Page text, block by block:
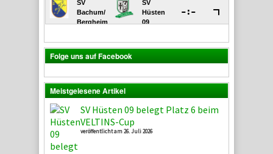
Folge uns auf Facebook
Meistgelesene Artikel
SV Hüsten 09 belegt Platz 6 beim
VELTINS-Cup
veröffentlicht am 26. Juli 2026